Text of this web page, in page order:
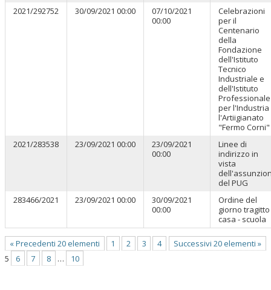
2021/292752
30/09/2021 00:00
07/10/2021
00:00
Celebrazioni
per il
Centenario
della
Fondazione
dell'Istituto
Tecnico
Industriale e
dell'Istituto
Professionale
per l'Industria
l'Artiigianato
"Fermo Corni"
2021/283538
23/09/2021 00:00
23/09/2021
00:00
Linee di
indirizzo in
vista
del PUG
283466/2021
23/09/2021 00:00
30/09/2021
00:00
Ordine del
giorno tragitto
casa - scuola
« Precedenti 20 elementi Successivi 20 elementi »
1 2 3
4
5
6 7 8 … 10